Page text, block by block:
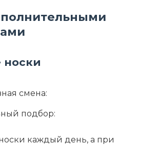
носки
смена:
подбор:
каждый день, а при